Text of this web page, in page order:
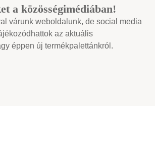
a közösségimédiában!
várunk weboldalunk, de social media
az aktuális
éppen új termékpalettánkról.